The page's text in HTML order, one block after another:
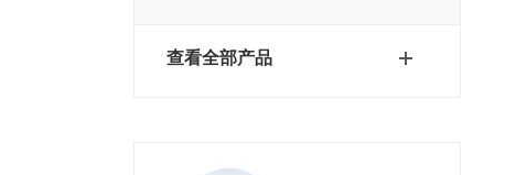
查看全部产品